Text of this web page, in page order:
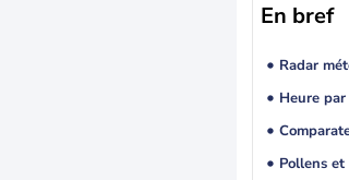
En bref
Radar
Heure
Pollens